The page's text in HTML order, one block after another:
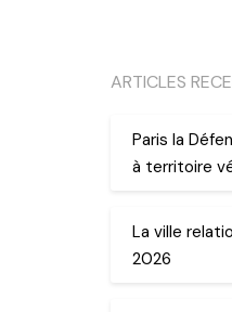
ARTICLES
Paris la
à territoire
La ville
2026